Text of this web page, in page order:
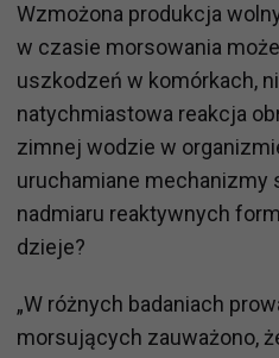
Wzmożona produkcja
w czasie morsowania
uszkodzeń w komórkach,
natychmiastowa reakcja
zimnej wodzie w
uruchamiane mechanizmy
nadmiaru reaktywnych
dzieje?
„W różnych badaniach
morsujących zauważono,